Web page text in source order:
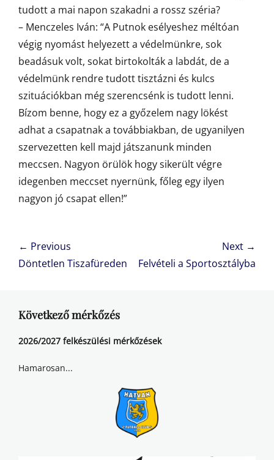
tudott a mai napon szakadni a rossz széria?
– Menczeles Iván: “A Putnok esélyeshez méltóan
végig nyomást helyezett a védelmünkre, sok
beadásuk volt, sokat birtokolták a labdát, de a
védelmünk rendre tudott tisztázni és kulcs
szituációkban még szerencsénk is tudott lenni.
Bízom benne, hogy ez a győzelem nagy lökést
adhat a csapatnak a továbbiakban, de ugyanilyen
szervezetten kell majd játszanunk minden
meccsen. Nagyon örülök hogy sikerült végre
idegenben meccset nyernünk, főleg egy ilyen
nagyon jó csapat ellen!”
Bejegyzés
navigáció
← Previous
Previous
Döntetlen Tiszafüreden
Next →
Next
Felvételi a Sportosztályba
Következő mérkőzés
2026/2027 felkészülési mérkőzések
Hamarosan...